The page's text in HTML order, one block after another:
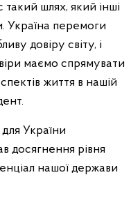
шлях, який інші
Україна перемоги
довіру світу, і
маємо спрямувати
життя в нашій
України
досягнення рівня
нашої держави